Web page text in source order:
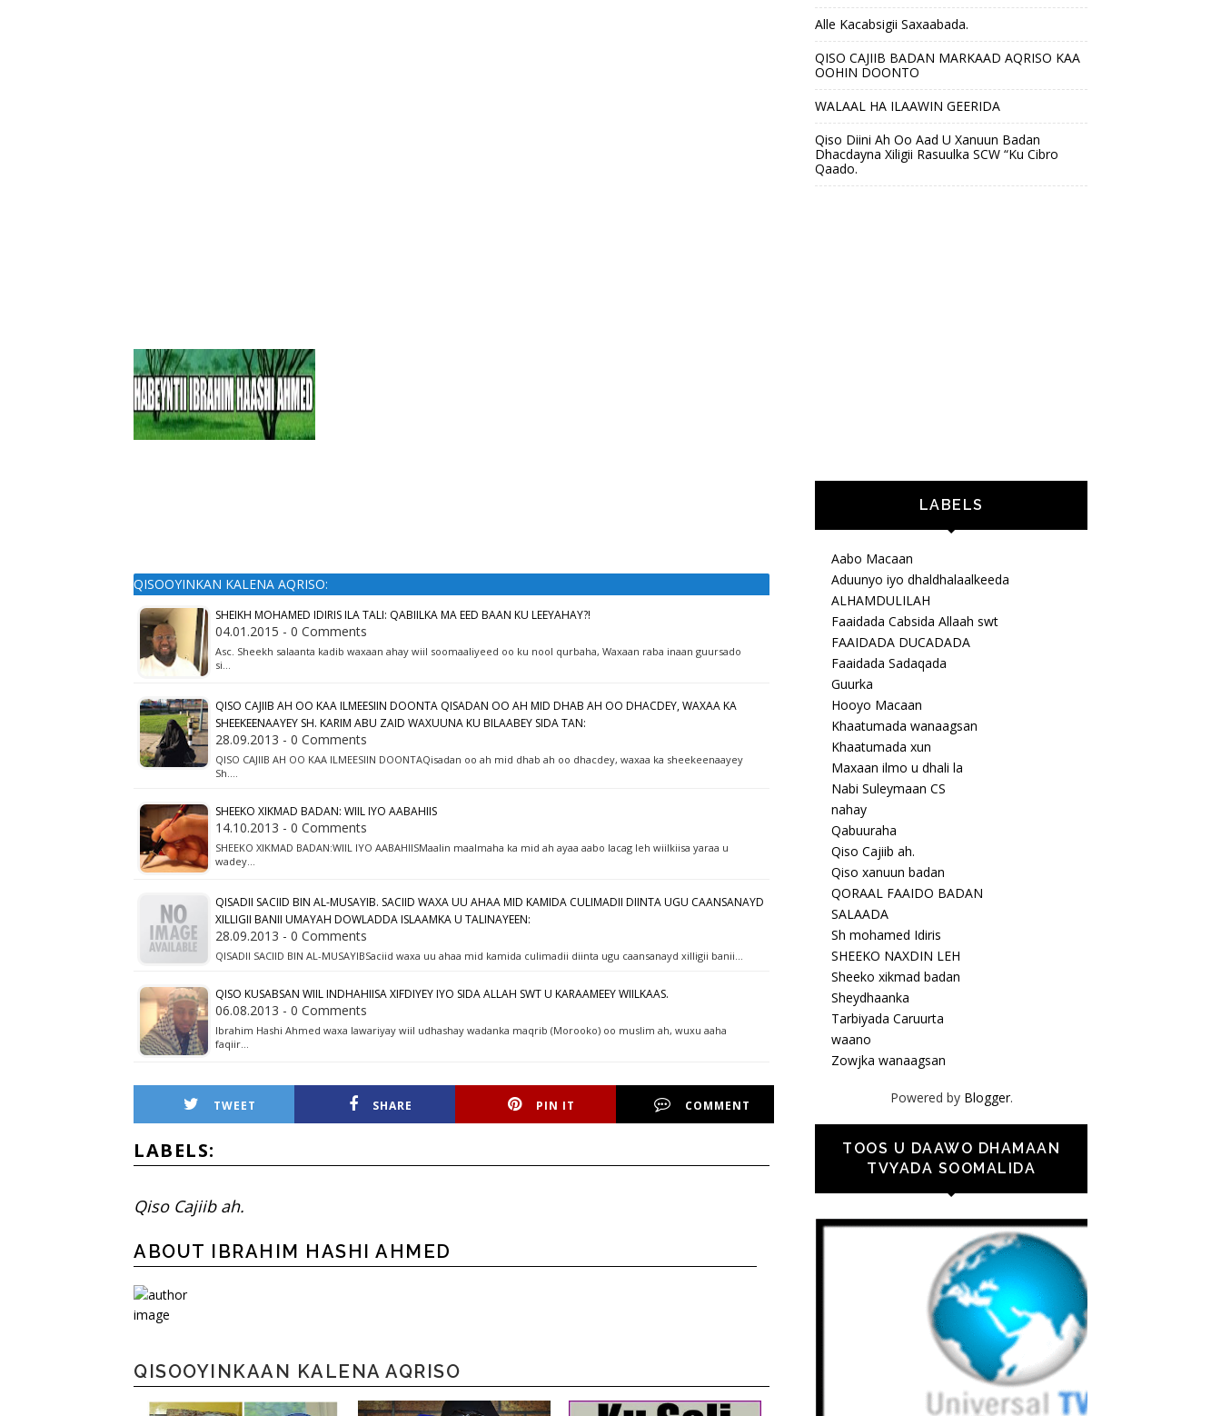
QISOOYINKAN KALENA AQRISO:
SHEIKH MOHAMED IDIRIS ILA TALI: QABIILKA MA EED BAAN KU LEEYAHAY?!
04.01.2015 - 0 Comments
Asc. Sheekh salaanta kadib waxaan ahay wiil soomaaliyeed oo ku nool qurbaha, Waxaan raba inaan guursado
si…
QISO CAJIIB AH OO KAA ILMEESIIN DOONTA QISADAN OO AH MID DHAB AH OO DHACDEY, WAXAA KA
SHEEKEENAAYEY SH. KARIM ABU ZAID WAXUUNA KU BILAABEY SIDA TAN:
28.09.2013 - 0 Comments
QISO CAJIIB AH OO KAA ILMEESIIN DOONTAQisadan oo ah mid dhab ah oo dhacdey, waxaa ka sheekeenaayey
Sh.…
SHEEKO XIKMAD BADAN: WIIL IYO AABAHIIS
14.10.2013 - 0 Comments
SHEEKO XIKMAD BADAN:WIIL IYO AABAHIISMaalin maalmaha ka mid ah ayaa aabo lacag leh wiilkiisa yaraa u
wadey…
QISADII SACIID BIN AL-MUSAYIB. SACIID WAXA UU AHAA MID KAMIDA CULIMADII DIINTA UGU CAANSANAYD
XILLIGII BANII UMAYAH DOWLADDA ISLAAMKA U TALINAYEEN:
28.09.2013 - 0 Comments
QISADII SACIID BIN AL-MUSAYIBSaciid waxa uu ahaa mid kamida culimadii diinta ugu caansanayd xilligii banii…
QISO KUSABSAN WIIL INDHAHIISA XIFDIYEY IYO SIDA ALLAH SWT U KARAAMEEY WIILKAAS.
06.08.2013 - 0 Comments
Ibrahim Hashi Ahmed waxa lawariyay wiil udhashay wadanka maqrib (Morooko) oo muslim ah, wuxu aaha
faqiir…
TWEET SHARE PIN IT COMMENT
LABELS:
Qiso Cajiib ah.
ABOUT IBRAHIM HASHI AHMED
QISOOYINKAAN KALENA AQRISO
Alle Kacabsigii Saxaabada.
QISO CAJIIB BADAN MARKAAD AQRISO KAA
OOHIN DOONTO
WALAAL HA ILAAWIN GEERIDA
Qiso Diini Ah Oo Aad U Xanuun Badan
Dhacdayna Xiligii Rasuulka SCW “Ku Cibro
Qaado.
LABELS
Aabo Macaan
Aduunyo iyo dhaldhalaalkeeda
ALHAMDULILAH
Faaidada Cabsida Allaah swt
FAAIDADA DUCADADA
Faaidada Sadaqada
Guurka
Hooyo Macaan
Khaatumada wanaagsan
Khaatumada xun
Maxaan ilmo u dhali la
Nabi Suleymaan CS
nahay
Qabuuraha
Qiso Cajiib ah.
Qiso xanuun badan
QORAAL FAAIDO BADAN
SALAADA
Sh mohamed Idiris
SHEEKO NAXDIN LEH
Sheeko xikmad badan
Sheydhaanka
Tarbiyada Caruurta
waano
Zowjka wanaagsan
Powered by Blogger.
TOOS U DAAWO DHAMAAN
TVYADA SOOMALIDA